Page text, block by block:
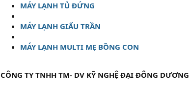
MÁY LẠNH TỦ ĐỨNG
MÁY LẠNH GIẤU TRẦN
MÁY LẠNH MULTI MẸ BỒNG CON
CÔNG TY TNHH TM- DV KỸ NGHỆ ĐẠI ĐÔNG DƯƠNG